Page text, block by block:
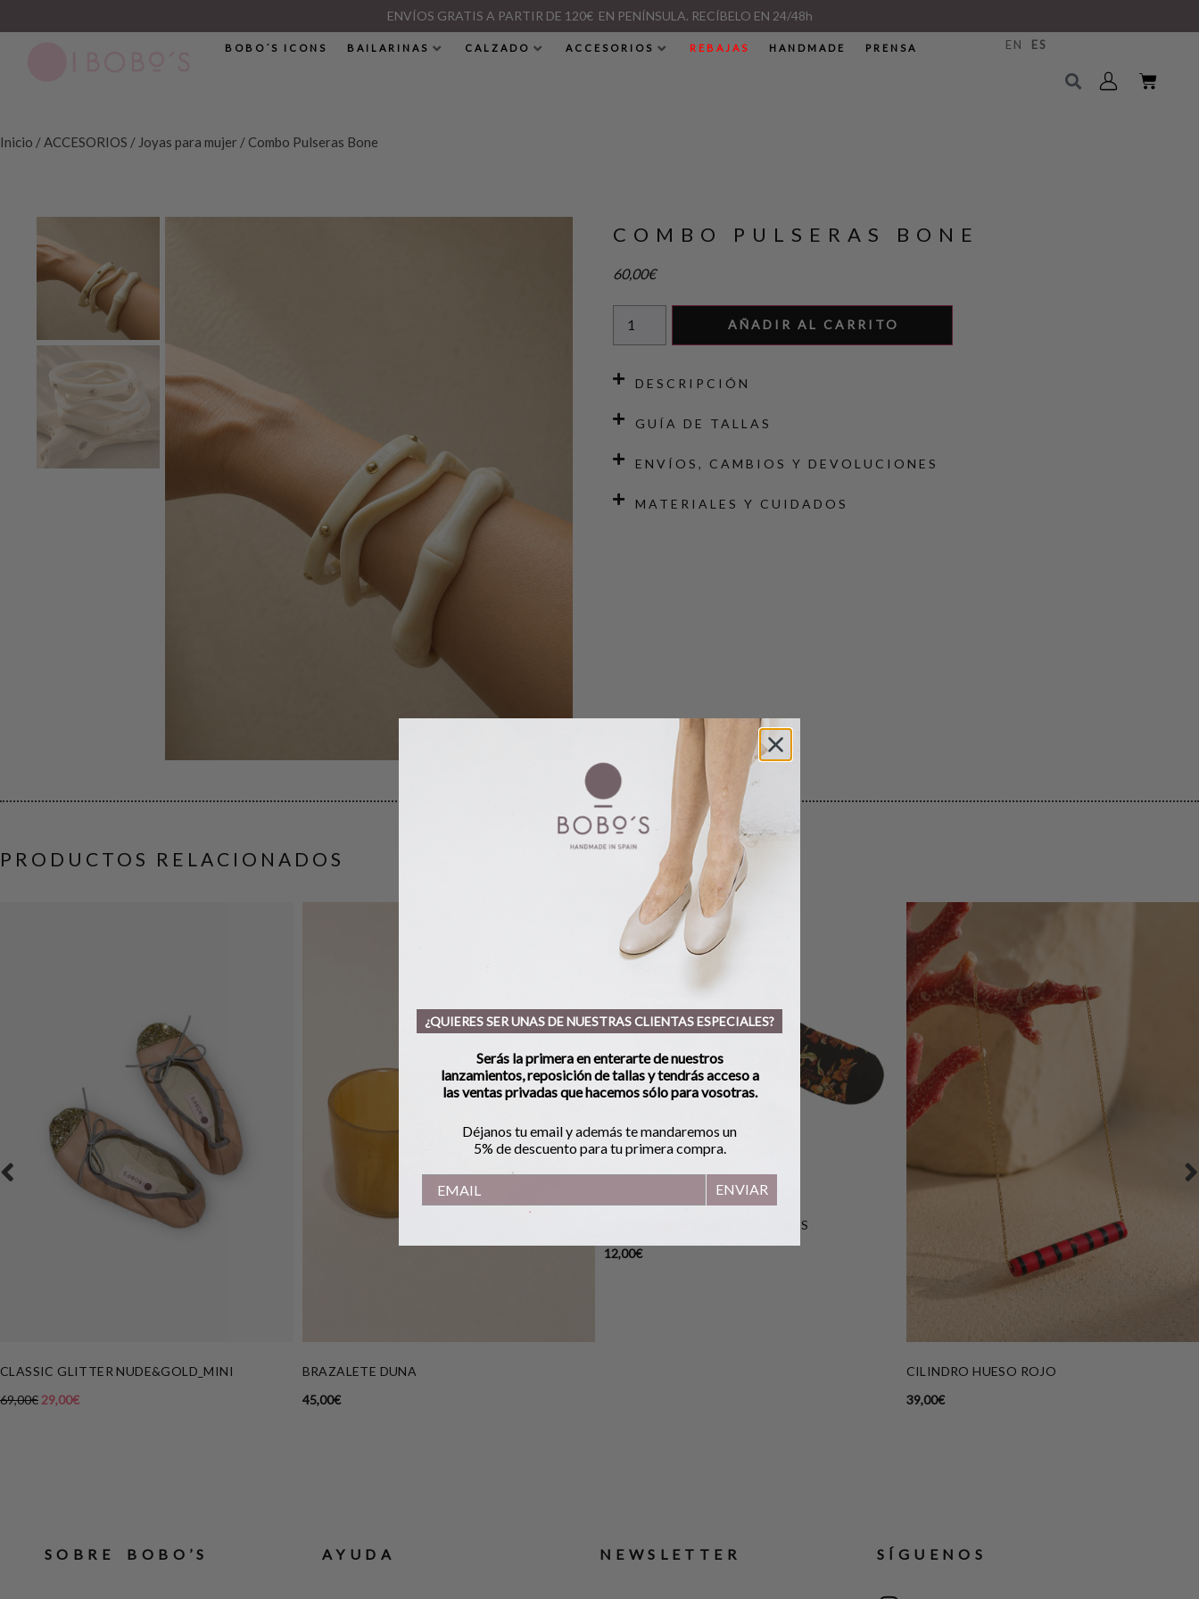
ENVÍOS GRATIS A PARTIR DE 120€ EN PENÍNSULA. RECÍBELO EN 24/48h
BOBO´S ICONS BAILARINAS CALZADO ACCESORIOS REBAJAS HANDMADE PRENSA EN ES
Inicio /ACCESORIOS / Joyas para mujer / Combo Pulseras Bone
COMBO PULSERAS BONE
60,00€
AÑADIR AL CARRITO
DESCRIPCIÓN
GUÍA DE TALLAS
ENVÍOS, CAMBIOS Y DEVOLUCIONES
MATERIALES Y CUIDADOS
PRODUCTOS RELACIONADOS
CLASSIC GLITTER NUDE&GOLD_MINI
69,00€ 29,00€
BRAZALETE DUNA
45,00€
CALCETINES FLORES MARRONES
12,00€
CILINDRO HUESO ROJO
39,00€
SOBRE BOBO’S AYUDA NEWSLETTER SÍGUENOS
¿QUIERES SER UNAS DE NUESTRAS CLIENTAS ESPECIALES?
Serás la primera en enterarte de nuestros
lanzamientos, reposición de tallas y tendrás acceso a
las ventas privadas que hacemos sólo para vosotras.
Déjanos tu email y además te mandaremos un
5% de descuento para tu primera compra.
ENVIAR